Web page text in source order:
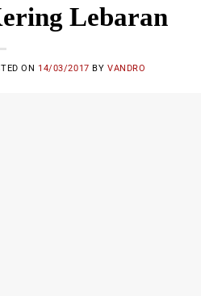
Lebaran
ON 14/03/2017 BY VANDRO